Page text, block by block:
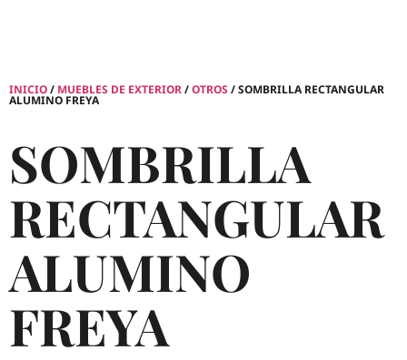
INICIO/ MUEBLES DE EXTERIOR/OTROS / SOMBRILLA RECTANGULAR
ALUMINO FREYA
SOMBRILLA
RECTANGULAR
ALUMINO
FREYA